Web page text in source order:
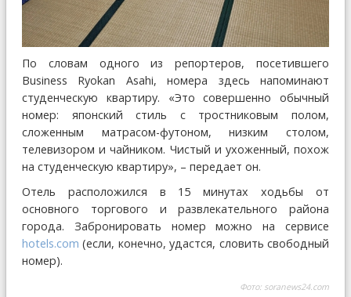
По словам одного из репортеров, посетившего
Business Ryokan Asahi, номера здесь напоминают
студенческую квартиру. «Это совершенно обычный
номер: японский стиль с тростниковым полом,
сложенным матрасом-футоном, низким столом,
телевизором и чайником. Чистый и ухоженный, похож
на студенческую квартиру», – передает он.
Отель расположился в 15 минутах ходьбы от
основного торгового и развлекательного района
города. Забронировать номер можно на сервисе
hotels.com (если, конечно, удастся, словить свободный
номер).
Фото: soranews24.com